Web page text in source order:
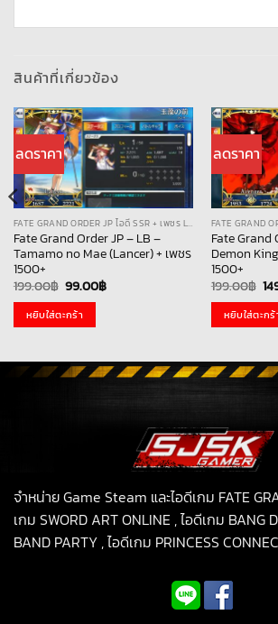
สินค้าที่เกี่ยวข้อง
ลดราคา
FATE GRAND ORDER JP ไอดี SSR + เพชร LB
Fate Grand Order JP – LB –
Tamamo no Mae (Lancer) + เพชร
1500+
199.00฿ Original
price
was:
199.00฿.
99.00฿Current
price
หยิบใส่ตะกร้า
ลดราคา
Fate Grand
Demon
1500+
199.00฿
หยิบใส่ตะกร้
จำหน่าย Game Steam และไอดีเกม FATE
เกม SWORD ART ONLINE , ไอดีเกม BANG
BAND PARTY , ไอดีเกม PRINCESS